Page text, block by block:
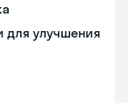
для улучшения